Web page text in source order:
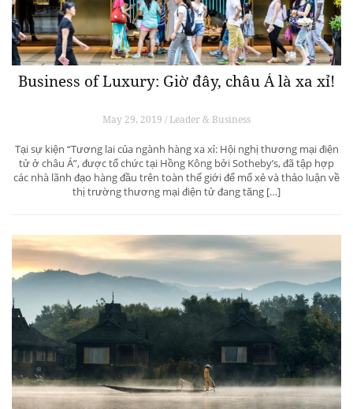
Business of Luxury: Giờ đây, châu Á là xa xỉ!
May 29, 2019 / Leader & Business
Tại sự kiện “Tương lai của ngành hàng xa xỉ: Hội nghị thương mại điện
tử ở châu Á”, được tổ chức tại Hồng Kông bởi Sotheby’s, đã tập hợp
các nhà lãnh đạo hàng đầu trên toàn thế giới để mổ xẻ và thảo luận về
thị trường thương mại điện tử đang tăng […]